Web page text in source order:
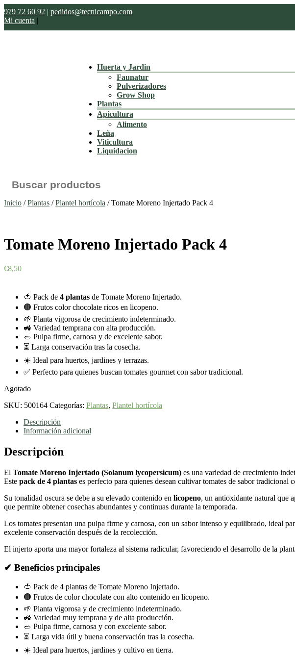
979 72 60 92 | pedidos@tecnicampo.com
Mi cuenta |
Huerta y Jardin
Faunatur
Pulverizadores
Grow Shop
Plantas
Apicultura
Alimento
Leña
Viticultura
Liquidacion
Inicio /Plantas /Plantel hortícola / Tomate Moreno Injertado Pack 4
Tomate Moreno Injertado Pack 4
€8,50
🍅 Pack de 4 plantas de Tomate Moreno Injertado.
🟤 Frutos color chocolate ricos en licopeno.
🌱 Planta vigorosa de crecimiento indeterminado.
🚜 Variedad temprana con alta producción.
🥗 Pulpa firme, carnosa y de excelente sabor.
⏳ Larga conservación tras la cosecha.
☀️ Ideal para huertos, jardines y terrazas.
✅ Perfecto para quienes buscan tomates gourmet con sabor tradicional.
Agotado
SKU: 500164 Categorías: Plantas, Plantel hortícola
Descripción
Información adicional
Descripción
El Tomate Moreno Injertado (Solanum lycopersicum) es una variedad de crecimiento
Este pack de 4 plantas es perfecto para quienes desean cultivar tomates de sabor
Su tonalidad oscura se debe a su elevado contenido en licopeno, un antioxidante natural que
que permite obtener cosechas abundantes y continuas durante la temporada.
Los tomates presentan una pulpa firme y carnosa, con un sabor intenso y equilibrado, ideal
excelente conservación después de la recolección.
El injerto aporta una mayor fortaleza al sistema radicular, favoreciendo el desarrollo de la
✔ Beneficios principales
🍅 Pack de 4 plantas de Tomate Moreno Injertado.
🟤 Frutos de color chocolate con alto contenido en licopeno.
🌱 Planta vigorosa y de crecimiento indeterminado.
🚜 Variedad muy temprana y de alta producción.
🥗 Pulpa firme, carnosa y con excelente sabor.
⏳ Larga vida útil y buena conservación tras la cosecha.
☀️ Ideal para huertos, jardines y cultivo en tierra.